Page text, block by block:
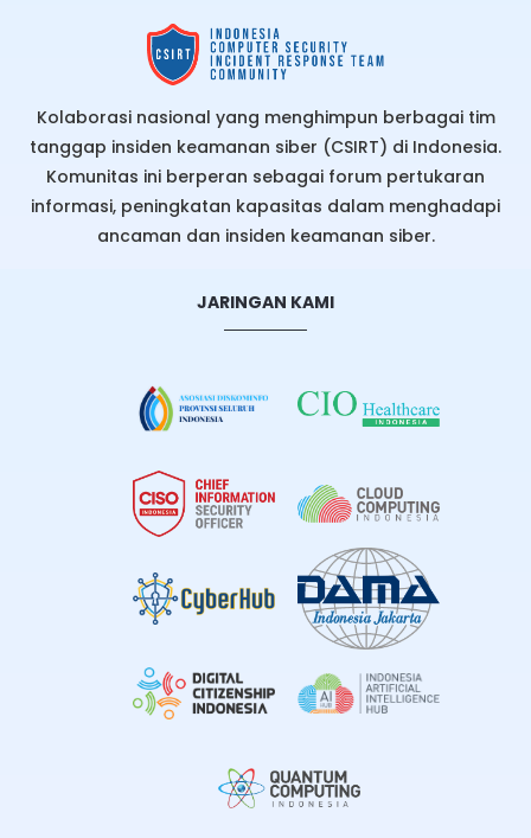
Kolaborasi nasional yang menghimpun berbagai tim
tanggap insiden keamanan siber (CSIRT) di Indonesia.
Komunitas ini berperan sebagai forum pertukaran
informasi, peningkatan kapasitas dalam menghadapi
ancaman dan insiden keamanan siber.
JARINGAN KAMI